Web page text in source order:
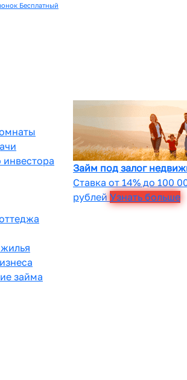
Бесплатный
инвестора
займа
Займ под залог
Ставка от 14% до 100
рублей Узнать больше